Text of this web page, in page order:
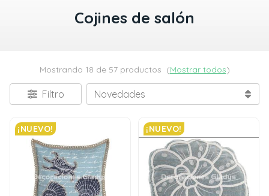
Cojines de salón
Mostrando 18 de 57 productos (Mostrar todos)
Filtro
¡NUEVO! ¡NUEVO!